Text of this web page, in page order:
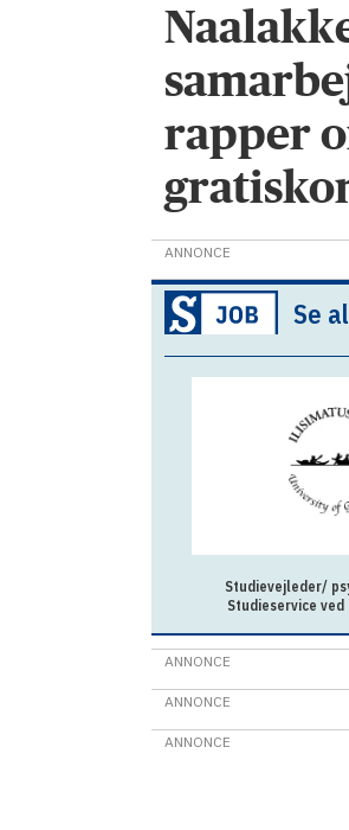
rapper
ANNONCE
Se
Studievejleder/
Studieservice
ANNONCE
ANNONCE
ANNONCE